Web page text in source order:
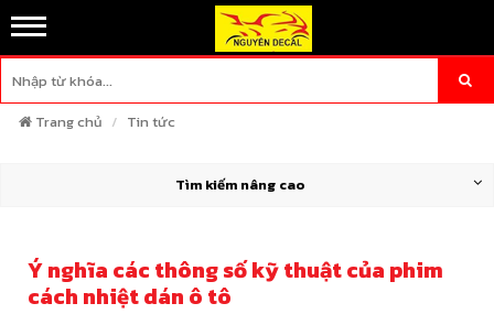
Trang chủ Tin tức
Tìm kiếm nâng cao
Ý nghĩa các thông số kỹ thuật của phim
cách nhiệt dán ô tô